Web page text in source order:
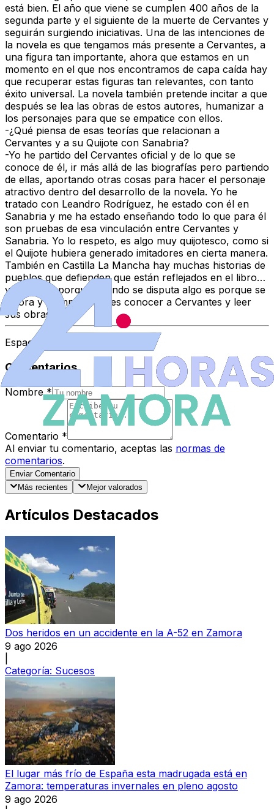
está bien. El año que viene se cumplen 400 años de la
segunda parte y el siguiente de la muerte de Cervantes y
seguirán surgiendo iniciativas. Una de las intenciones de
la novela es que tengamos más presente a Cervantes, a
una figura tan importante, ahora que estamos en un
momento en el que nos encontramos de capa caída hay
que recuperar estas figuras tan relevantes, con tanto
éxito universal. La novela también pretende incitar a que
después se lea las obras de estos autores, humanizar a
los personajes para que se empatice con ellos.
-¿Qué piensa de esas teorías que relacionan a
Cervantes y a su Quijote con Sanabria?
-Yo he partido del Cervantes oficial y de lo que se
conoce de él, ir más allá de las biografías pero partiendo
de ellas, aportando otras cosas para hacer el personaje
atractivo dentro del desarrollo de la novela. Yo he
tratado con Leandro Rodríguez, he estado con él en
Sanabria y me ha estado enseñando todo lo que para él
son pruebas de esa vinculación entre Cervantes y
Sanabria. Yo lo respeto, es algo muy quijotesco, como si
el Quijote hubiera generado imitadores en cierta manera.
También en Castilla La Mancha hay muchas historias de
pueblos que defienden que están reflejados en el libro…
y está bien porque cuando se disputa algo es porque se
valora y lo importante es conocer a Cervantes y leer
sus obras.
Espacio Patrocinado
Comentarios
Nombre *
Comentario *
Al enviar tu comentario, aceptas las normas de
comentarios.
Enviar Comentario
Más recientes
Mejor valorados
Artículos Destacados
Dos heridos en un accidente en la A-52 en Zamora
9 ago 2026
Categoría: Sucesos
El lugar más frío de España esta madrugada está en
Zamora: temperaturas invernales en pleno agosto
9 ago 2026